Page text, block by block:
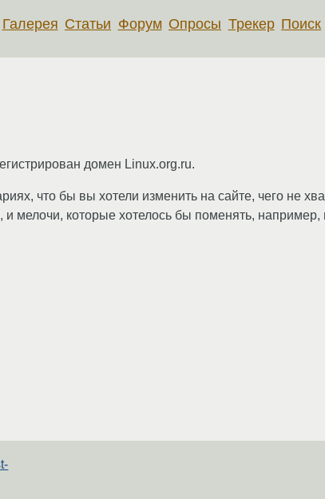
Галерея Статьи Форум Опросы Трекер Поиск
домен Linux.org.ru.
что бы вы хотели изменить на сайте, чего не
и мелочи, которые хотелось бы поменять,